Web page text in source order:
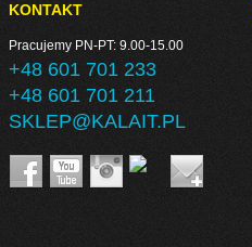
KONTAKT
Pracujemy PN-PT: 9.00-15.00
+48 601 701 233
+48 601 701 211
SKLEP@KALAIT.PL